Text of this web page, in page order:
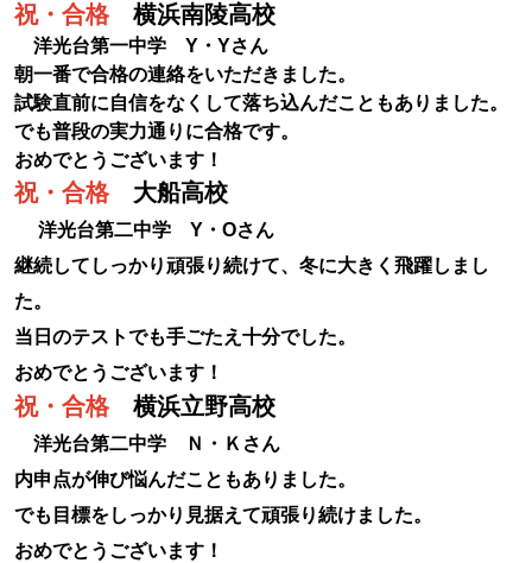
祝・合格 横浜南陵高校
洋光台第一中学 Y・Yさん
朝一番で合格の連絡をいただきました。
試験直前に自信をなくして落ち込んだこともありました。
でも普段の実力通りに合格です。
おめでとうございます！
祝・合格 大船高校
洋光台第二中学 Y・Oさん
継続してしっかり頑張り続けて、冬に大きく飛躍しまし
た。
当日のテストでも手ごたえ十分でした。
おめでとうございます！
祝・合格 横浜立野高校
洋光台第二中学 Ｎ・Ｋさん
内申点が伸び悩んだこともありました。
でも目標をしっかり見据えて頑張り続けました。
おめでとうございます！